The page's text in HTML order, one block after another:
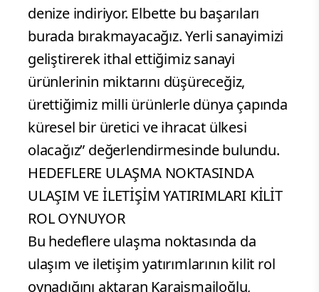
denize indiriyor. Elbette bu başarıları
burada bırakmayacağız. Yerli sanayimizi
geliştirerek ithal ettiğimiz sanayi
ürünlerinin miktarını düşüreceğiz,
ürettiğimiz milli ürünlerle dünya çapında
küresel bir üretici ve ihracat ülkesi
olacağız” değerlendirmesinde bulundu.
HEDEFLERE ULAŞMA NOKTASINDA
ULAŞIM VE İLETİŞİM YATIRIMLARI KİLİT
ROL OYNUYOR
Bu hedeflere ulaşma noktasında da
ulaşım ve iletişim yatırımlarının kilit rol
oynadığını aktaran Karaismailoğlu,